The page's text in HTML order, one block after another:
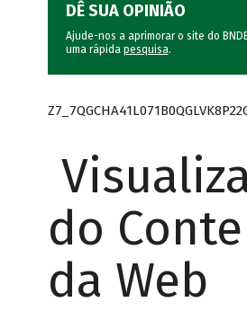
DÊ SUA OPINIÃO
Ajude-nos a aprimorar o site do
uma rápida pesquisa.
do
da Web